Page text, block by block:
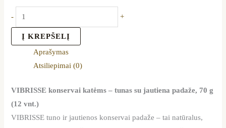
- +
Į KREPŠELĮ
Aprašymas
Atsiliepimai (0)
VIBRISSE konservai katėms – tunas su jautiena padaže, 70 g
(12 vnt.)
VIBRISSE tuno ir jautienos konservai padaže – tai natūralus,